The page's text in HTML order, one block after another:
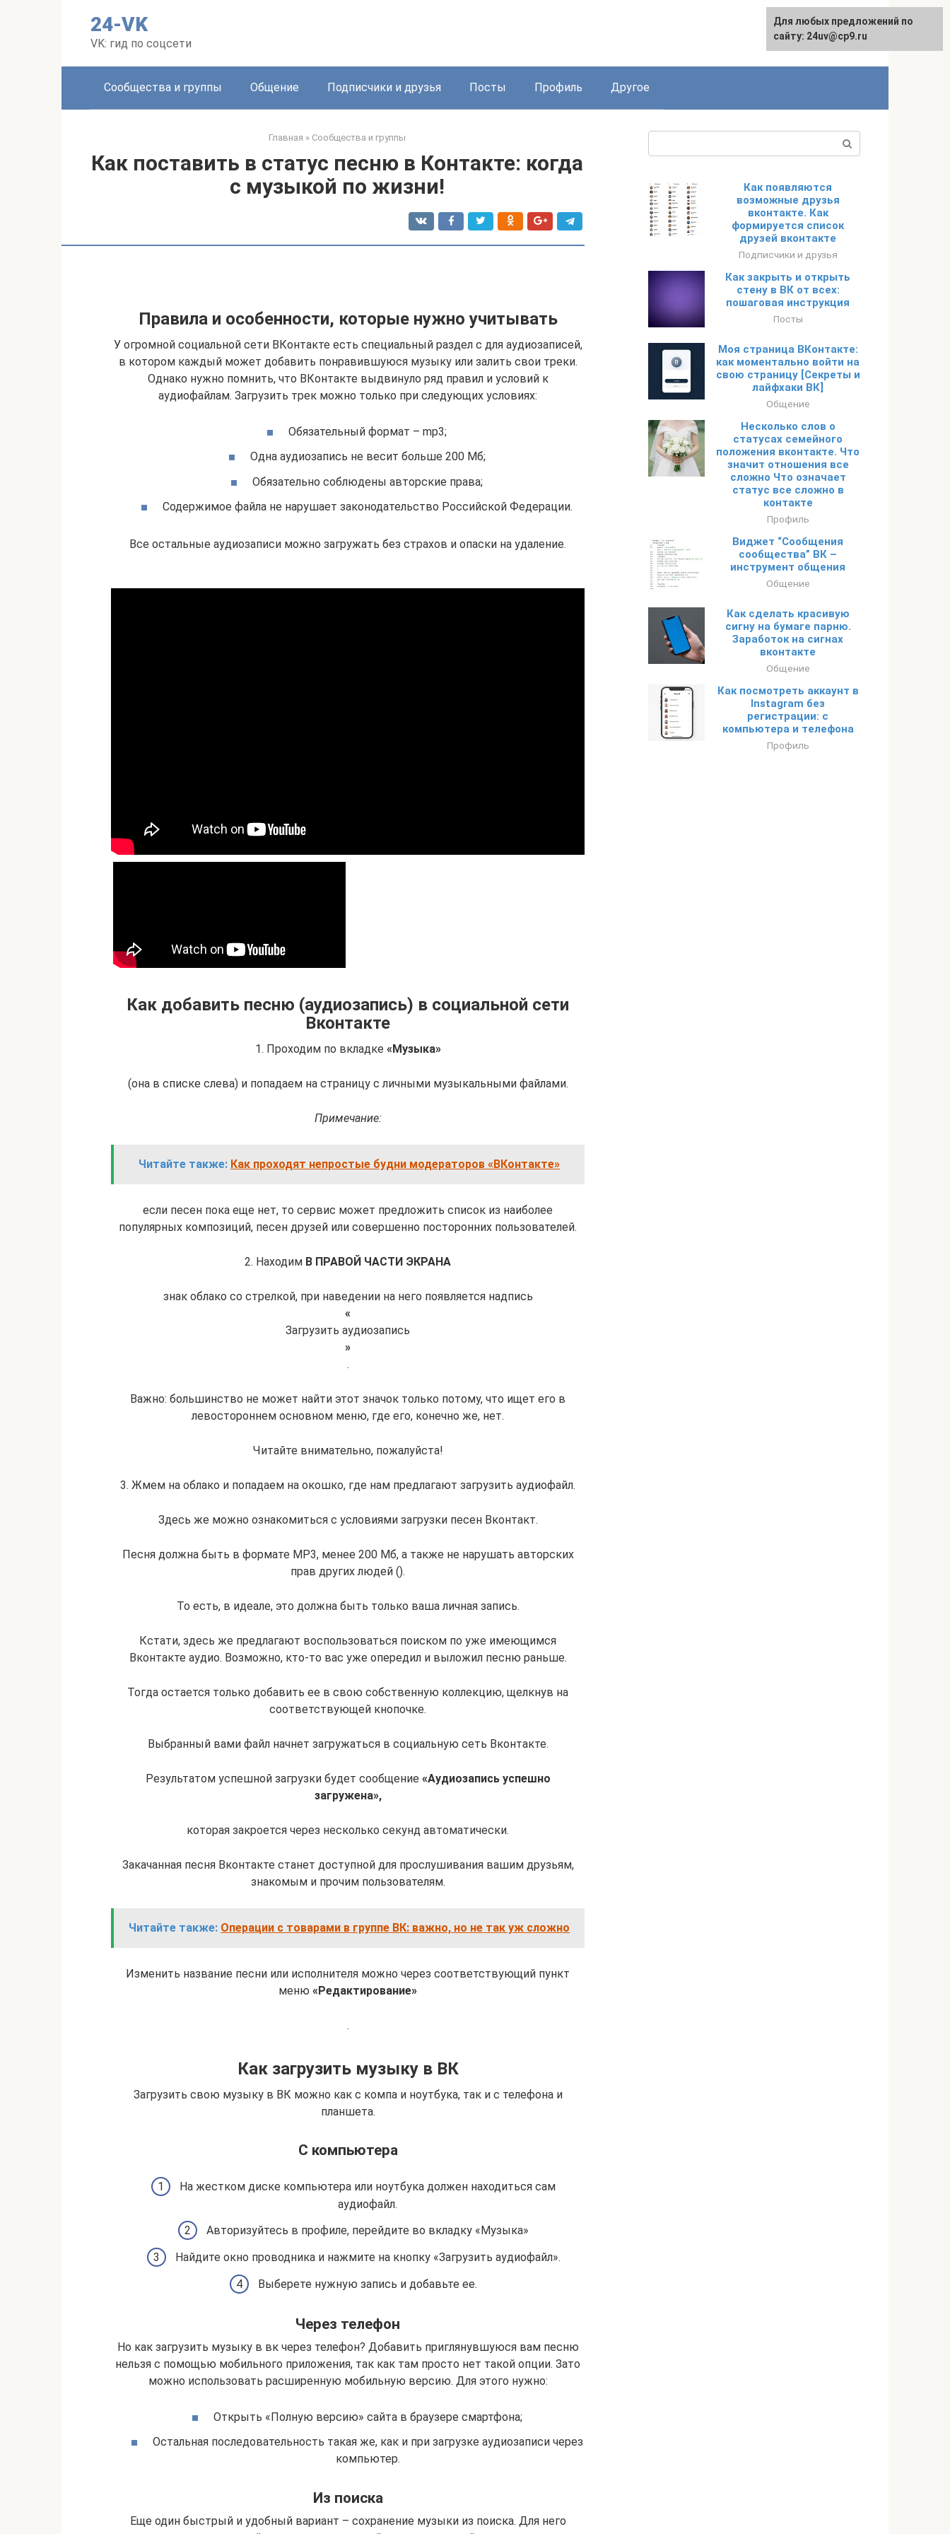
24-VK
VK: гид по соцсети
Сообщества и группы Общение Подписчики и друзья Посты Профиль Другое
Главная » Сообщества и группы
Как поставить в статус песню в Контакте: когда
с музыкой по жизни!
Правила и особенности, которые нужно учитывать
У огромной социальной сети ВКонтакте есть специальный раздел с для аудиозаписей,
в котором каждый может добавить понравившуюся музыку или залить свои треки.
Однако нужно помнить, что ВКонтакте выдвинуло ряд правил и условий к
аудиофайлам. Загрузить трек можно только при следующих условиях:
Обязательный формат – mp3;
Одна аудиозапись не весит больше 200 Мб;
Обязательно соблюдены авторские права;
Содержимое файла не нарушает законодательство Российской Федерации.
Все остальные аудиозаписи можно загружать без страхов и опаски на удаление.
Как добавить песню (аудиозапись) в социальной сети
Вконтакте
1. Проходим по вкладке «Музыка»
(она в списке слева) и попадаем на страницу с личными музыкальными файлами.
Примечание:
Читайте также: Как проходят непростые будни модераторов «ВКонтакте»
если песен пока еще нет, то сервис может предложить список из наиболее
популярных композиций, песен друзей или совершенно посторонних пользователей.
2. Находим В ПРАВОЙ ЧАСТИ ЭКРАНА
знак облако со стрелкой, при наведении на него появляется надпись
«
Загрузить аудиозапись
»
.
Важно: большинство не может найти этот значок только потому, что ищет его в
левостороннем основном меню, где его, конечно же, нет.
Читайте внимательно, пожалуйста!
3. Жмем на облако и попадаем на окошко, где нам предлагают загрузить аудиофайл.
Здесь же можно ознакомиться с условиями загрузки песен Вконтакт.
Песня должна быть в формате MP3, менее 200 Мб, а также не нарушать авторских
прав других людей ().
То есть, в идеале, это должна быть только ваша личная запись.
Кстати, здесь же предлагают воспользоваться поиском по уже имеющимся
Вконтакте аудио. Возможно, кто-то вас уже опередил и выложил песню раньше.
Тогда остается только добавить ее в свою собственную коллекцию, щелкнув на
соответствующей кнопочке.
Выбранный вами файл начнет загружаться в социальную сеть Вконтакте.
Результатом успешной загрузки будет сообщение «Аудиозапись успешно
загружена»,
которая закроется через несколько секунд автоматически.
Закачанная песня Вконтакте станет доступной для прослушивания вашим друзьям,
знакомым и прочим пользователям.
Читайте также: Операции с товарами в группе ВК: важно, но не так уж сложно
Изменить название песни или исполнителя можно через соответствующий пункт
меню «Редактирование»
.
Как загрузить музыку в ВК
Загрузить свою музыку в ВК можно как с компа и ноутбука, так и с телефона и
планшета.
С компьютера
На жестком диске компьютера или ноутбука должен находиться сам
аудиофайл.
Авторизуйтесь в профиле, перейдите во вкладку «Музыка»
Найдите окно проводника и нажмите на кнопку «Загрузить аудиофайл».
Выберете нужную запись и добавьте ее.
Через телефон
Но как загрузить музыку в вк через телефон? Добавить приглянувшуюся вам песню
нельзя с помощью мобильного приложения, так как там просто нет такой опции. Зато
можно использовать расширенную мобильную версию. Для этого нужно:
Открыть «Полную версию» сайта в браузере смартфона;
Остальная последовательность такая же, как и при загрузке аудиозаписи через
компьютер.
Из поиска
Еще один быстрый и удобный вариант – сохранение музыки из поиска. Для него
Как появляются
возможные друзья
вконтакте. Как
формируется список
друзей вконтакте
Подписчики и друзья
Как закрыть и открыть
стену в ВК от всех:
пошаговая инструкция
Посты
Моя страница ВКонтакте:
как моментально войти на
свою страницу [Секреты и
лайфхаки ВК]
Общение
Несколько слов о
статусах семейного
положения вконтакте. Что
значит отношения все
сложно Что означает
статус все сложно в
контакте
Профиль
Виджет “Сообщения
сообщества” ВК –
инструмент общения
Общение
Как сделать красивую
сигну на бумаге парню.
Заработок на сигнах
вконтакте
Общение
Как посмотреть аккаунт в
Instagram без
регистрации: с
компьютера и телефона
Профиль
Для любых предложений по
сайту: 24uv@cp9.ru